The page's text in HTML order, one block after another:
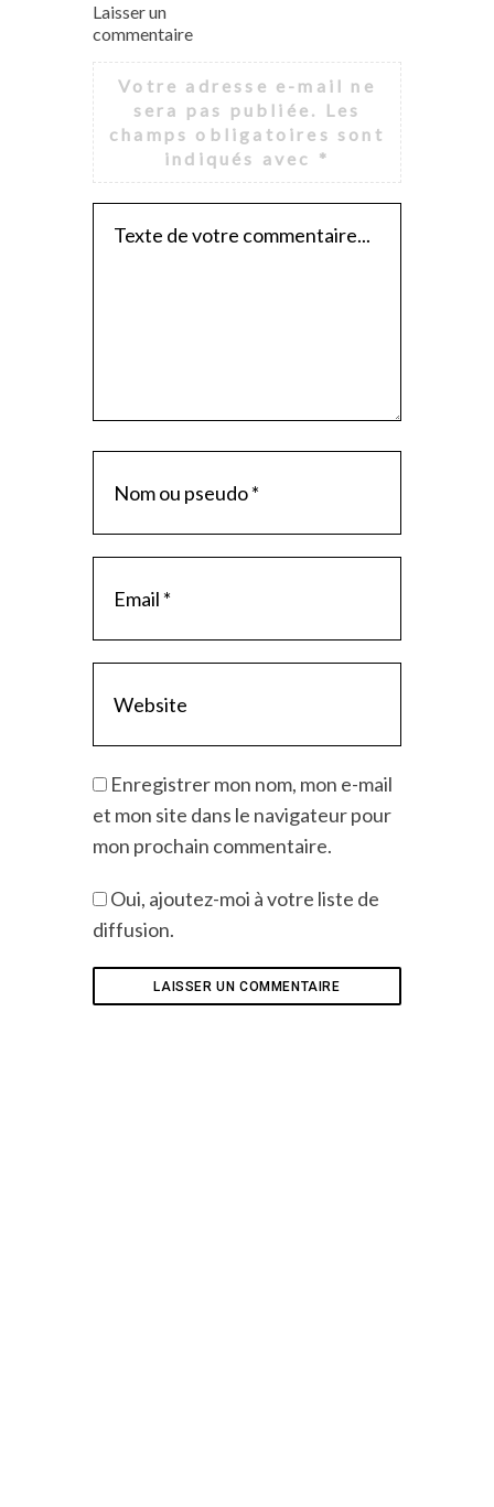
Laisser un
commentaire
Votre adresse e-mail ne
sera pas publiée.
Les
champs obligatoires sont
indiqués avec *
Enregistrer mon nom, mon e-mail
et mon site dans le navigateur pour
mon prochain commentaire.
Oui, ajoutez-moi à votre liste de
diffusion.